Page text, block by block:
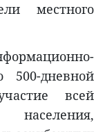
местного
500-дневной
всей